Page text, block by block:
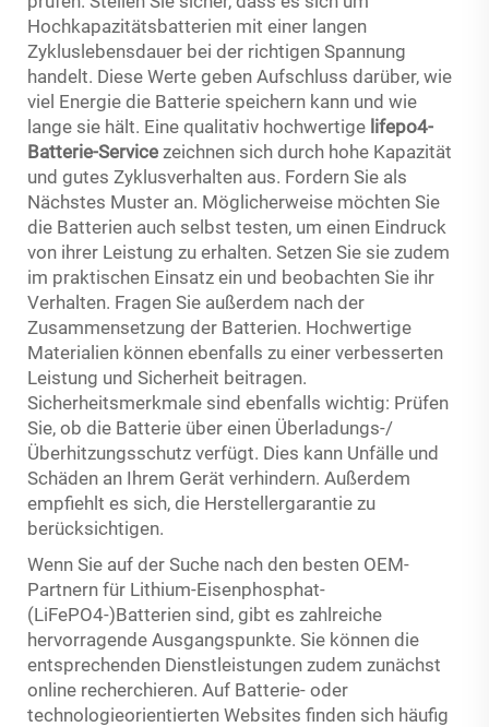
Hochkapazitätsbatterien mit einer langen
Zykluslebensdauer bei der richtigen Spannung
handelt. Diese Werte geben Aufschluss darüber, wie
viel Energie die Batterie speichern kann und wie
lange sie hält. Eine qualitativ hochwertige lifepo4-
Batterie-Service zeichnen sich durch hohe Kapazität
und gutes Zyklusverhalten aus. Fordern Sie als
Nächstes Muster an. Möglicherweise möchten Sie
die Batterien auch selbst testen, um einen Eindruck
von ihrer Leistung zu erhalten. Setzen Sie sie zudem
im praktischen Einsatz ein und beobachten Sie ihr
Verhalten. Fragen Sie außerdem nach der
Zusammensetzung der Batterien. Hochwertige
Materialien können ebenfalls zu einer verbesserten
Leistung und Sicherheit beitragen.
Sicherheitsmerkmale sind ebenfalls wichtig: Prüfen
Sie, ob die Batterie über einen Überladungs-/
Überhitzungsschutz verfügt. Dies kann Unfälle und
Schäden an Ihrem Gerät verhindern. Außerdem
empfiehlt es sich, die Herstellergarantie zu
berücksichtigen.
Wenn Sie auf der Suche nach den besten OEM-
Partnern für Lithium-Eisenphosphat-
(LiFePO4-)Batterien sind, gibt es zahlreiche
hervorragende Ausgangspunkte. Sie können die
entsprechenden Dienstleistungen zudem zunächst
online recherchieren. Auf Batterie- oder
technologieorientierten Websites finden sich häufig